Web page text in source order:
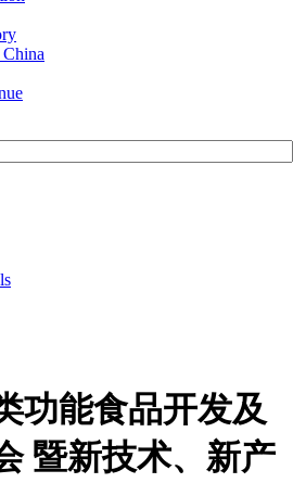
功能食品开发及
暨新技术、新产